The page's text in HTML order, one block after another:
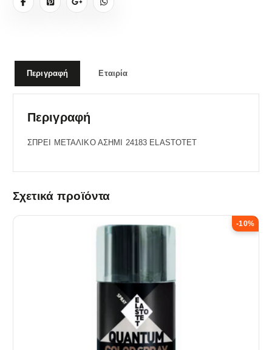
Περιγραφή Εταιρία
Περιγραφή
ΣΠΡΕΙ ΜΕΤΑΛΙΚΟ ΑΣΗΜΙ 24183 ELASTOTET
Σχετικά προϊόντα
-10%